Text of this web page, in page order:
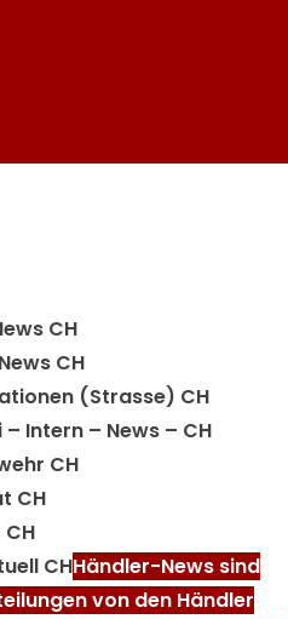
CH
CH
(Strasse) CH
– Intern – News – CH
CH
CH
CHHändler-News sind
von den Händler